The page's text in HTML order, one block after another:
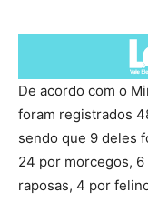
De acordo com o
foram registrados
sendo que 9 deles
24 por morcegos,
raposas, 4 por